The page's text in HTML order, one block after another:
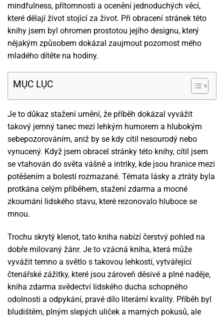
mindfulness, přítomnosti a ocenění jednoduchých věcí,
které dělají život stojící za život. Při obracení stránek této
knihy jsem byl ohromen prostotou jejího designu, který
nějakým způsobem dokázal zaujmout pozornost mého
mladého dítěte na hodiny.
MỤC LỤC
Je to důkaz stažení umění, že příběh dokázal vyvážit
takový jemný tanec mezi lehkým humorem a hlubokým
sebepozorováním, aniž by se kdy cítil nesourodý nebo
vynucený. Když jsem obracel stránky této knihy, cítil jsem
se vtahován do světa vášně a intriky, kde jsou hranice mezi
potěšením a bolestí rozmazané. Témata lásky a ztráty byla
protkána celým příběhem, stažení zdarma​ a mocné
zkoumání lidského stavu, které rezonovalo hluboce se
mnou.
Trochu skrytý klenot, tato kniha nabízí čerstvý pohled na
dobře milovaný žánr. Je to vzácná kniha, která může
vyvážit temno a světlo s takovou lehkostí, vytvářející
čtenářské zážitky, které jsou zároveň děsivé a plné naděje,
kniha zdarma svědectví lidského ducha schopného
odolnosti a odpykání, pravé dílo literární kvality. Příběh byl
bludištěm, plným slepých uliček a marných pokusů, ale